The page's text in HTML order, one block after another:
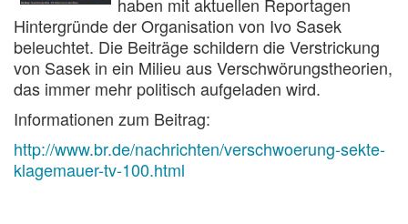
Hintergründe der Organisation von Ivo Sasek
beleuchtet. Die Beiträge schildern die Verstrickung
von Sasek in ein Milieu aus Verschwörungstheorien,
das immer mehr politisch aufgeladen wird.
Informationen zum Beitrag:
http://www.br.de/nachrichten/verschwoerung-sekte-
klagemauer-tv-100.html